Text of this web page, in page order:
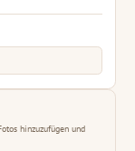
hinzuzufügen und